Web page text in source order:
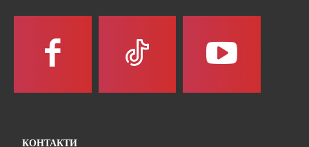
КОНТАКТИ